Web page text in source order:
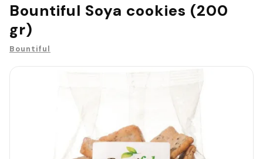
Bountiful Soya cookies (200
gr)
Bountiful